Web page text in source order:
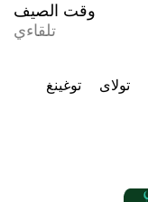
وقت الصيف
تلقاءي
توغينغ تولای